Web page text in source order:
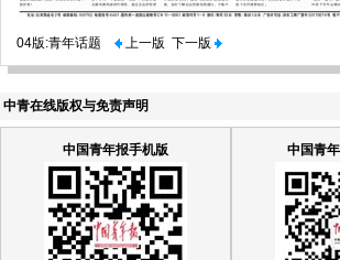
04版:青年话题 上一版 下一版
中青在线版权与免责声明
中国青年报手机版 中国青